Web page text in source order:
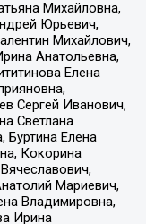
Михайловна,
Юрьевич,
Михайлович,
Анатольевна,
Елена
Сергей Иванович,
Светлана
Буртина Елена
Кокорина
Мариевич,
Владимировна,
Ирина